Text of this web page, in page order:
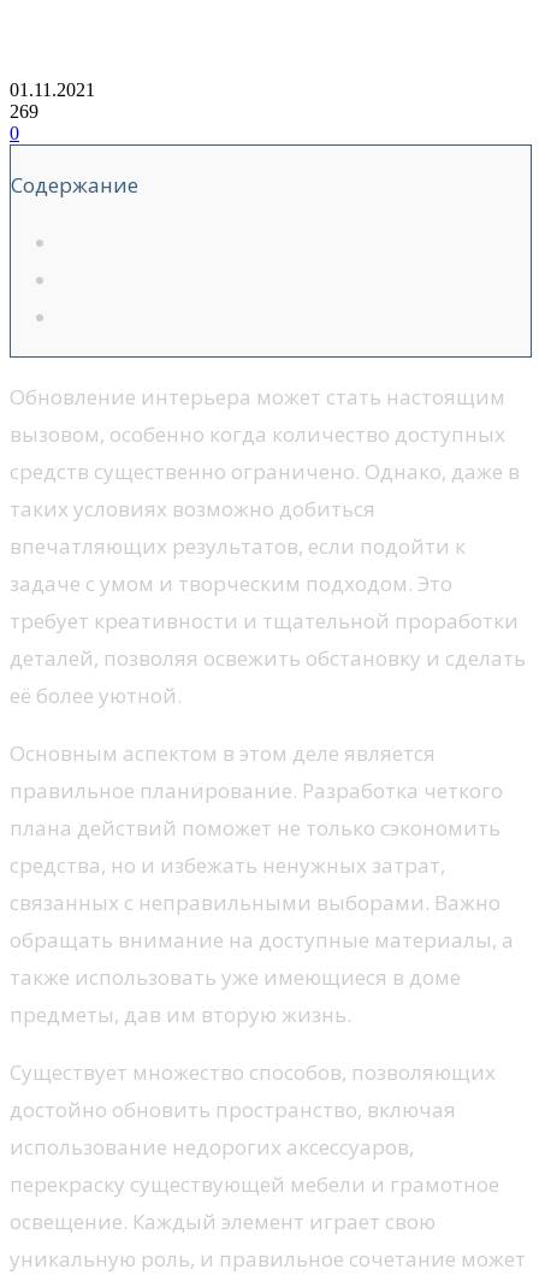
01.11.2021
269
0
Содержание
Обновление интерьера может стать настоящим
вызовом, особенно когда количество доступных
средств существенно ограничено. Однако, даже в
таких условиях возможно добиться
впечатляющих результатов, если подойти к
задаче с умом и творческим подходом. Это
требует креативности и тщательной проработки
деталей, позволяя освежить обстановку и сделать
её более уютной.
Основным аспектом в этом деле является
правильное планирование. Разработка четкого
плана действий поможет не только сэкономить
средства, но и избежать ненужных затрат,
связанных с неправильными выборами. Важно
обращать внимание на доступные материалы, а
также использовать уже имеющиеся в доме
предметы, дав им вторую жизнь.
Существует множество способов, позволяющих
достойно обновить пространство, включая
использование недорогих аксессуаров,
перекраску существующей мебели и грамотное
освещение. Каждый элемент играет свою
уникальную роль, и правильное сочетание может